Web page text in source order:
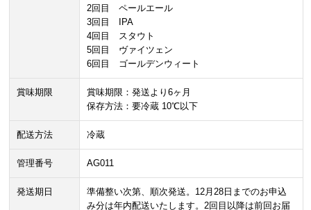
2回目 ペールエール
3回目 IPA
4回目 スタウト
5回目 ヴァイツェン
6回目 ゴールデンウィート
賞味期限
賞味期限：発送より6ヶ月
保存方法：要冷蔵 10℃以下
配送方法 冷蔵
管理番号 AG011
発送期日
準備整い次第、順次発送。12月28日までのお申込
み分は年内配送いたします。2回目以降は前回お届